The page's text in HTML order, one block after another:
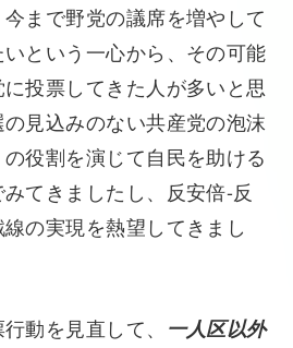
今まで野党の議席を増やして
という一心から、その可能
投票してきた人が多いと思
見込みのない共産党の泡沫
役割を演じて自民を助ける
てきましたし、反安倍-反
の実現を熱望してきまし
動を見直して、
一人区以外